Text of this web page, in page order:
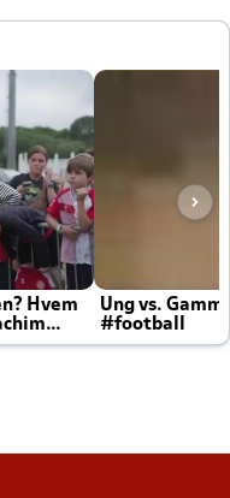
Hvem
Ung vs.
#football